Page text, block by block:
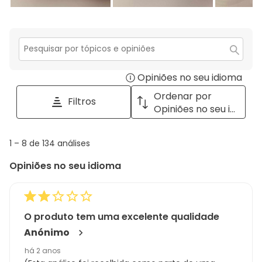
Secção
Opiniões no seu idioma
a
with
Filtros
Ordenar por
Opiniões no seu idioma
1
8
análises
1 – 8 de 134 análises
Opiniões no seu idioma
O produto tem uma excelente qualidade
Anónimo
há 2 anos